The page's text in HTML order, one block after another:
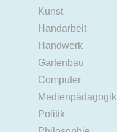
Kunst
Handarbeit
Handwerk
Gartenbau
Computer
Medienpädagogik
Politik